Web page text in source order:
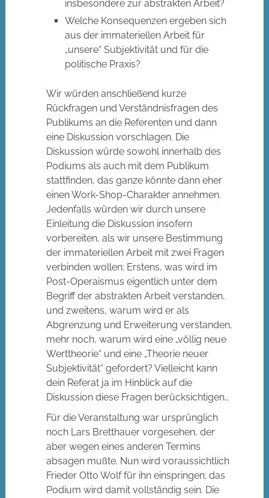
insbesondere zur abstrakten Arbeit?
Welche Konsequenzen ergeben sich
aus der immateriellen Arbeit für
„unsere“ Subjektivität und für die
politische Praxis?
Wir würden anschließend kurze
Rückfragen und Verständnisfragen des
Publikums an die Referenten und dann
eine Diskussion vorschlagen. Die
Diskussion würde sowohl innerhalb des
Podiums als auch mit dem Publikum
stattfinden, das ganze könnte dann eher
einen Work-Shop-Charakter annehmen.
Jedenfalls würden wir durch unsere
Einleitung die Diskussion insofern
vorbereiten, als wir unsere Bestimmung
der immateriellen Arbeit mit zwei Fragen
verbinden wollen: Erstens, was wird im
Post-Operaismus eigentlich unter dem
Begriff der abstrakten Arbeit verstanden,
und zweitens, warum wird er als
Abgrenzung und Erweiterung verstanden,
mehr noch, warum wird eine „völlig neue
Werttheorie“ und eine „Theorie neuer
Subjektivität“ gefordert? Vielleicht kann
dein Referat ja im Hinblick auf die
Diskussion diese Fragen berücksichtigen…
Für die Veranstaltung war ursprünglich
noch Lars Bretthauer vorgesehen, der
aber wegen eines anderen Termins
absagen mußte. Nun wird voraussichtlich
Frieder Otto Wolf für ihn einspringen; das
Podium wird damit vollständig sein. Die